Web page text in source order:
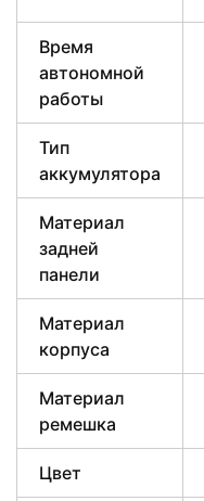
Время
автономной
работы
Тип
аккумулятора
Материал
задней
панели
Материал
корпуса
Материал
ремешка
Цвет